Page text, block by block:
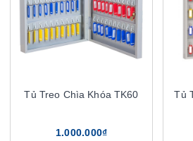
Tủ Treo Chìa Khóa TK60
1.000.000₫
Tủ